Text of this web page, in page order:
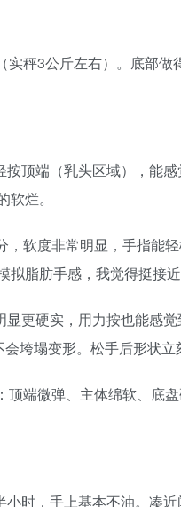
实秤3公斤左右）。底部
按顶端（乳头区域），能
烂。
，软度非常明显，手指能
脂肪手感，我觉得挺接近
显更硬实，用力按也能
垮塌变形。松手后形状立
：顶端微弹、主体绵软、底
小时，手上基本不油。凑